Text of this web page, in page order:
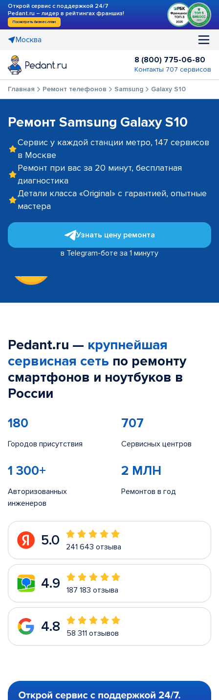
Открой сервис с поддержкой 24/7
Pedant.ru – лидер в рейтингах франшиз!
Посмотреть бизнес-план
Москва
8 (800) 775-06-80
Контакты 707 сервисов
Главная Ремонт телефонов Samsung Galaxy S10
Ремонт Samsung Galaxy S10
Сервис у каждой станции метро, 147 сервисов
в Москве
Ремонт при вас за 20 минут, бесплатная
диагностика
Детали класса «Original» с гарантией, опытные
мастера
Узнать цену ремонта
в Telegram-боте за 1 минуту
Pedant.ru — крупнейшая
сервисная сеть по ремонту
смартфонов и ноутбуков в
России
180
Городов присутствия
707
Сервисных центров
1 300+
Авторизованных
инженеров
2 МЛН
Ремонтов в год
5.0 241 643 отзыва
4.9 187 183 отзыва
4.8 58 311 отзывов